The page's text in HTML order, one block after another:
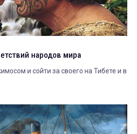
народов мира
и сойти за своего на Тибете и в